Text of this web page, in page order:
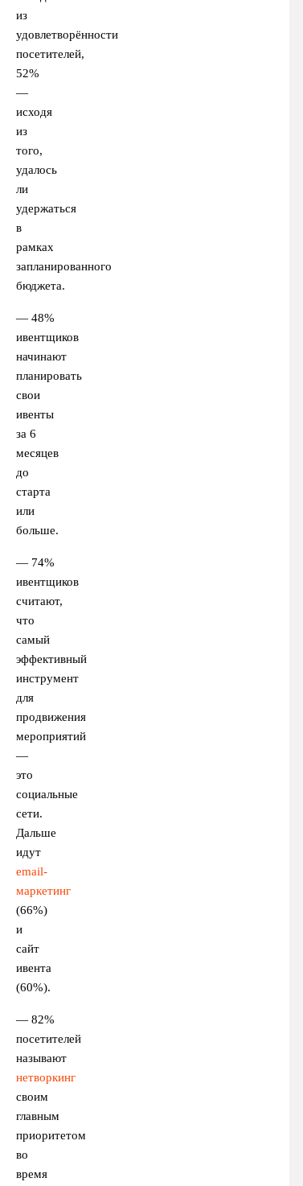
из
удовлетворённости
посетителей,
52%
—
исходя
из
того,
удалось
ли
удержаться
в
рамках
запланированного
бюджета.
— 48%
ивентщиков
начинают
планировать
свои
ивенты
за 6
месяцев
до
старта
или
больше.
— 74%
ивентщиков
считают,
что
самый
эффективный
инструмент
для
продвижения
мероприятий
—
это
социальные
сети.
Дальше
идут
email-
маркетинг
(66%)
и
сайт
ивента
(60%).
— 82%
посетителей
называют
нетворкинг
своим
главным
приоритетом
во
время